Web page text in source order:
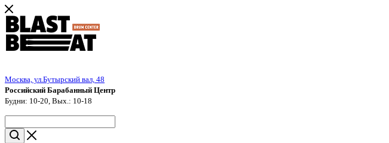
Москва, ул.Бутырский вал, 48
Российский Барабанный Центр
Будни: 10-20, Вых.: 10-18